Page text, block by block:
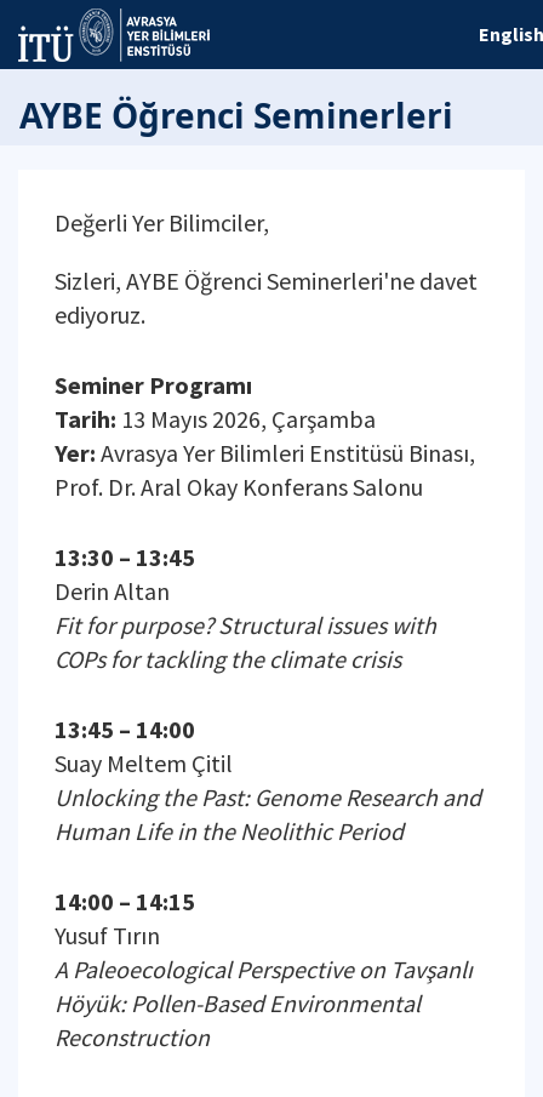
English
AYBE Öğrenci Seminerleri
Değerli Yer Bilimciler,
Sizleri, AYBE Öğrenci Seminerleri'ne davet
ediyoruz.
Seminer Programı
Tarih: 13 Mayıs 2026, Çarşamba
Yer: Avrasya Yer Bilimleri Enstitüsü Binası,
Prof. Dr. Aral Okay Konferans Salonu
13:30 – 13:45
Derin Altan
Fit for purpose? Structural issues with
COPs for tackling the climate crisis
13:45 – 14:00
Suay Meltem Çitil
Unlocking the Past: Genome Research and
Human Life in the Neolithic Period
14:00 – 14:15
Yusuf Tırın
A Paleoecological Perspective on Tavşanlı
Höyük: Pollen-Based Environmental
Reconstruction